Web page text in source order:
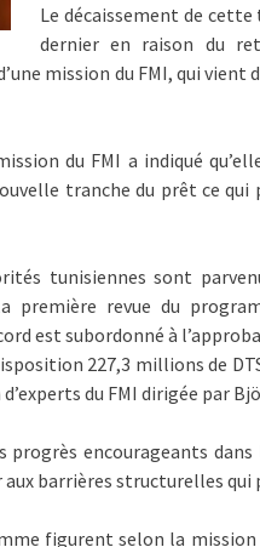
Le décaissement de
dernier en raison du
mission du FMI, qui vient
du FMI a indiqué
tranche du prêt ce qui
tunisiennes sont
première revue du
est subordonné à
227,3 millions de
du FMI dirigée par
progrès encourageants
barrières structurelles qui
figurent selon la mission